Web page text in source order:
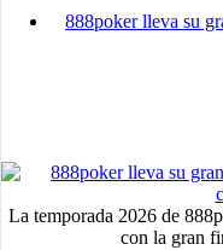
888poker lleva su
La temporada 2026 de
con la gran